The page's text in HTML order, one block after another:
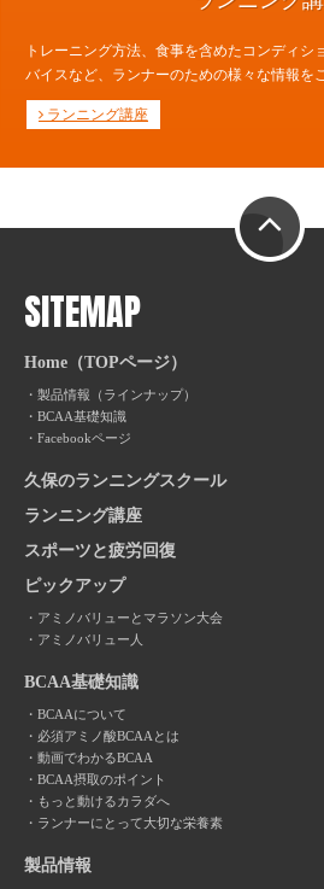
トレーニング方法、食事を含めたコンディシ
バイスなど、ランナーのための様々な情報を
ランニング講座
SITEMAP
Home（TOPページ）
製品情報（ラインナップ）
BCAA基礎知識
Facebookページ
久保のランニングスクール
ランニング講座
スポーツと疲労回復
ピックアップ
アミノバリューとマラソン大会
アミノバリュー人
BCAA基礎知識
BCAAについて
必須アミノ酸BCAAとは
動画でわかるBCAA
BCAA摂取のポイント
もっと動けるカラダへ
ランナーにとって大切な栄養素
製品情報